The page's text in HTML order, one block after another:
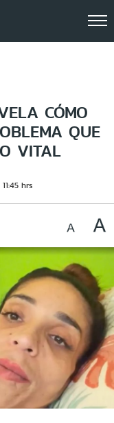
CÓMO
QUE
VITAL
11:45 hrs